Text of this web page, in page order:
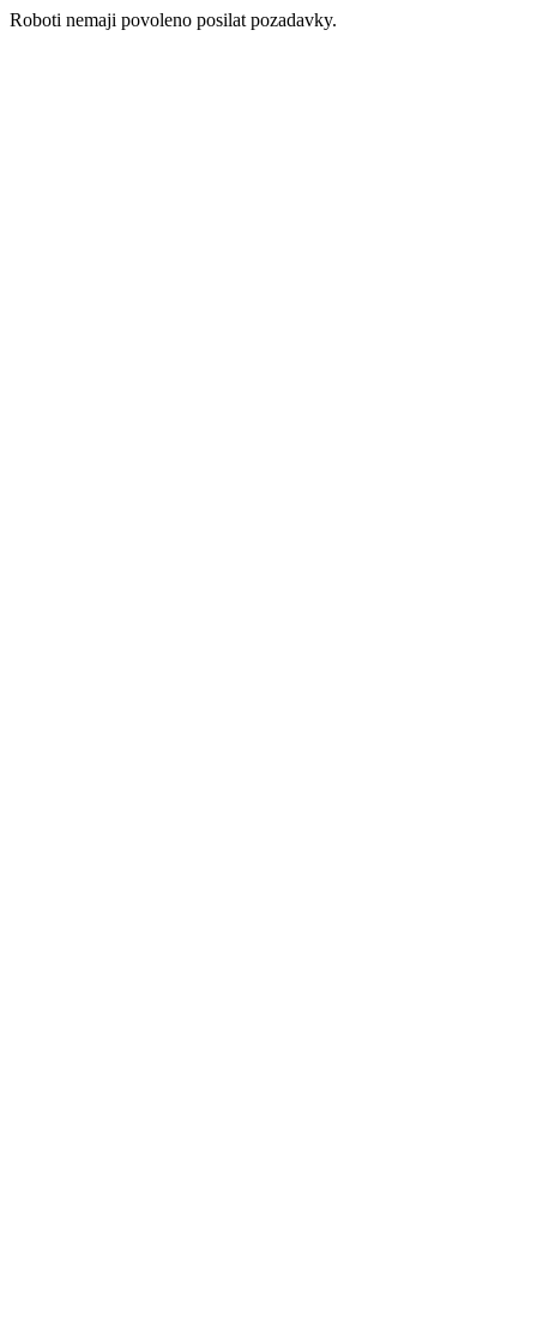
Roboti nemaji povoleno posilat pozadavky.